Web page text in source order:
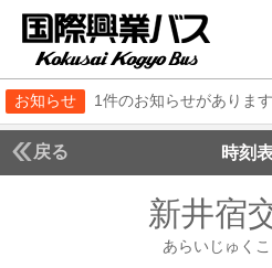
お知らせ 1件のお知らせがあります
戻る 時刻
新井宿
あらいじゅく